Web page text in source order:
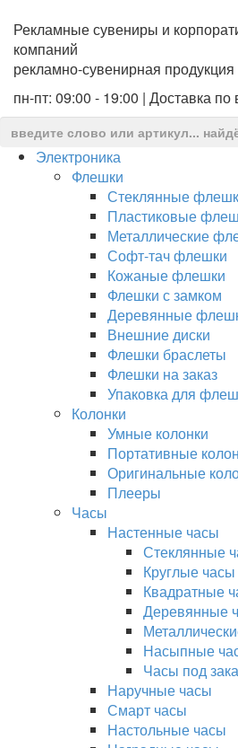
Рекламные сувениры и
компаний
рекламно-сувенирная
пн-пт: 09:00 - 19:00 | Доставка по
Электроника
Флешки
Стеклянные
Пластиковые
Металлические
Софт-тач флешки
Кожаные флешки
Флешки с замком
Деревянные
Внешние диски
Флешки браслеты
Флешки на заказ
Упаковка для
Колонки
Умные колонки
Портативные
Оригинальные
Плееры
Часы
Настенные часы
Стеклянные
Круглые часы
Квадратные
Деревянные
Насыпные
Часы под
Наручные часы
Смарт часы
Настольные часы